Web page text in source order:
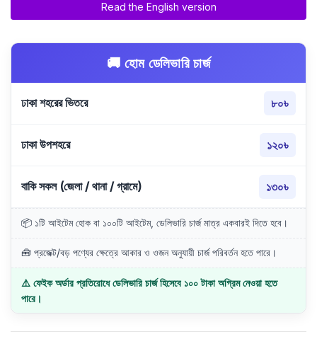
Read the English version
🚚 হোম ডেলিভারি চার্জ
ঢাকা শহরের ভিতরে ৮০৳
ঢাকা উপশহরে ১২০৳
বাকি সকল (জেলা / থানা / গ্রামে) ১৩০৳
📦 ১টি আইটেম হোক বা ১০০টি আইটেম, ডেলিভারি চার্জ মাত্র একবারই দিতে হবে।
🧰 প্রজেক্ট/বড় পণ্যের ক্ষেত্রে আকার ও ওজন অনুযায়ী চার্জ পরিবর্তন হতে পারে।
⚠️ ফেইক অর্ডার প্রতিরোধে ডেলিভারি চার্জ হিসেবে ১০০ টাকা অগ্রিম নেওয়া হতে
পারে।